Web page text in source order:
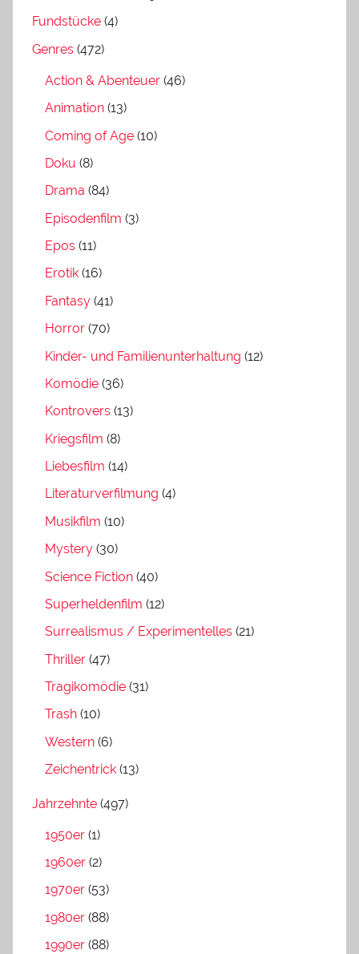
Fundstücke (4)
Genres (472)
Action & Abenteuer (46)
Animation (13)
Coming of Age (10)
Doku (8)
Drama (84)
Episodenfilm (3)
Epos (11)
Erotik (16)
Fantasy (41)
Horror (70)
Kinder- und Familienunterhaltung (12)
Komödie (36)
Kontrovers (13)
Kriegsfilm (8)
Liebesfilm (14)
Literaturverfilmung (4)
Musikfilm (10)
Mystery (30)
Science Fiction (40)
Superheldenfilm (12)
Surrealismus / Experimentelles (21)
Thriller (47)
Tragikomödie (31)
Trash (10)
Western (6)
Zeichentrick (13)
Jahrzehnte (497)
1950er (1)
1960er (2)
1970er (53)
1980er (88)
1990er (88)